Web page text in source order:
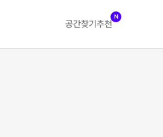
공간찾기 추천
N